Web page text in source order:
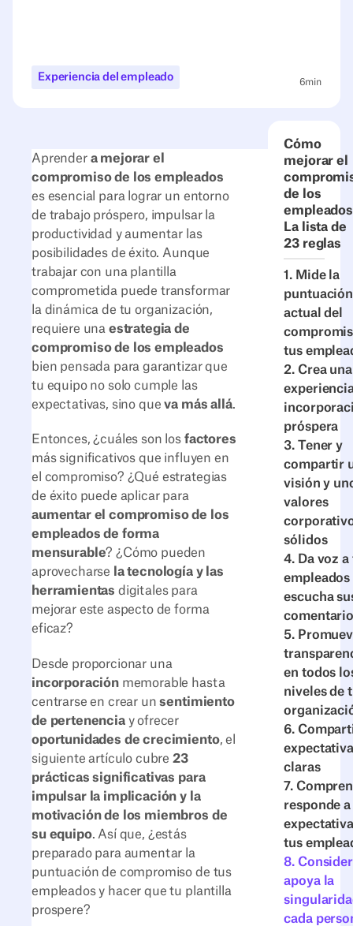
Experiencia del empleado 6min
Cómo
mejorar el
de los
La lista de
23 reglas
1. Mide la
puntuación
actual del
tus
2. Crea una
próspera
3. Tener y
compartir
visión y
valores
sólidos
4. Da voz a
empleados
escucha
5.
en todos
niveles de
6.
claras
7.
responde a
tus
8.
apoya la
cada
Aprender a mejorar el
compromiso de los empleados
es esencial para lograr un entorno
de trabajo próspero, impulsar la
productividad y aumentar las
posibilidades de éxito. Aunque
trabajar con una plantilla
comprometida puede transformar
la dinámica de tu organización,
requiere una estrategia de
compromiso de los empleados
bien pensada para garantizar que
tu equipo no solo cumple las
expectativas, sino queva más allá.
Entonces, ¿cuáles son los factores
más significativos que influyen en
el compromiso? ¿Qué estrategias
de éxito puede aplicar para
aumentar el compromiso de los
empleados de forma
mensurable? ¿Cómo pueden
aprovecharse
la tecnología y las
herramientas digitales para
mejorar este aspecto de forma
eficaz?
Desde proporcionar una
incorporaciónmemorable hasta
centrarse en crear unsentimiento
de pertenenciay ofrecer
oportunidades de crecimiento, el
siguiente artículo cubre 23
prácticas significativas para
impulsar la implicación y la
motivación de los miembros de
su equipo. Así que, ¿estás
preparado para aumentar la
puntuación de compromiso de tus
empleados y hacer que tu plantilla
prospere?